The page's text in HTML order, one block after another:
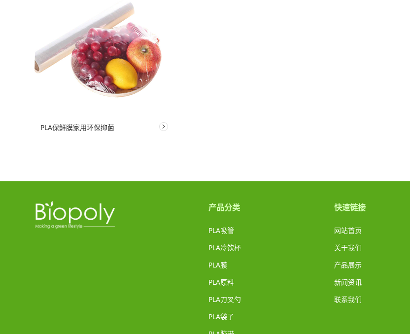
PLA保鲜膜家用环保抑菌
产品分类
PLA吸管
PLA冷饮杯
PLA膜
PLA原料
PLA刀叉勺
PLA袋子
快速链接
网站首页
关于我们
产品展示
新闻资讯
联系我们